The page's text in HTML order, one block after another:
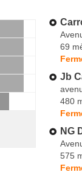
69
Jb
480
NG
575